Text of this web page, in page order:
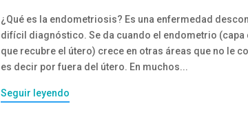
¿Qué es la endometriosis? Es una enfermedad
difícil diagnóstico. Se da cuando el endometrio (capa
que recubre el útero) crece en otras áreas que no le
es decir por fuera del útero. En muchos...
Seguir leyendo